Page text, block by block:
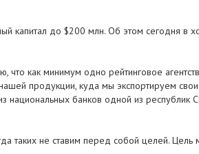
капитал до $200 млн. Об этом сегодня
как минимум одно рейтинговое
продукции, куда мы экспортируем свои
национальных банков одной из республик
таких не ставим перед собой целей.